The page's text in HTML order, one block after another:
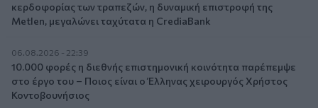
κερδοφορίας των τραπεζών, η δυναμική επιστροφή της
Metlen, μεγαλώνει ταχύτατα η CrediaBank
06.08.2026 - 22:39
10.000 φορές η διεθνής επιστημονική κοινότητα παρέπεμψε
στο έργο του – Ποιος είναι ο Έλληνας χειρουργός Χρήστος
Κοντοβουνήσιος